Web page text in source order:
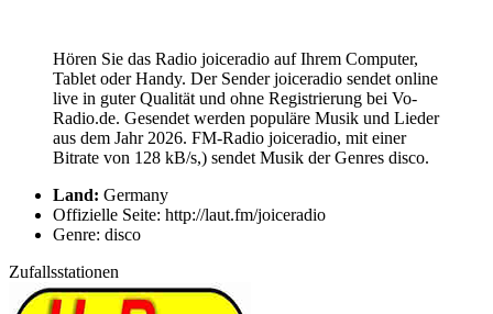
Hören Sie das Radio joiceradio auf Ihrem Computer,
Tablet oder Handy. Der Sender joiceradio sendet online
live in guter Qualität und ohne Registrierung bei Vo-
Radio.de. Gesendet werden populäre Musik und Lieder
aus dem Jahr 2026. FM-Radio joiceradio, mit einer
Bitrate von 128 kB/s,) sendet Musik der Genres disco.
Land: Germany
Offizielle Seite: http://laut.fm/joiceradio
Genre: disco
Zufallsstationen